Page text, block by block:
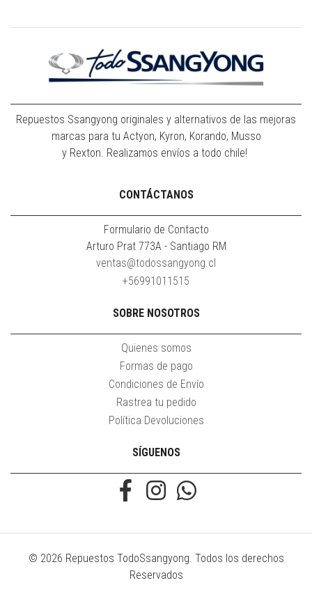
Repuestos Ssangyong originales y alternativos de las mejoras
marcas para tu Actyon, Kyron, Korando, Musso
y Rexton. Realizamos envíos a todo chile!
CONTÁCTANOS
Formulario de Contacto
Arturo Prat 773A - Santiago RM
ventas@todossangyong.cl
+56991011515
SOBRE NOSOTROS
Quienes somos
Formas de pago
Condiciones de Envío
Rastrea tu pedido
Política Devoluciones
SÍGUENOS
© 2026 Repuestos TodoSsangyong. Todos los derechos
Reservados